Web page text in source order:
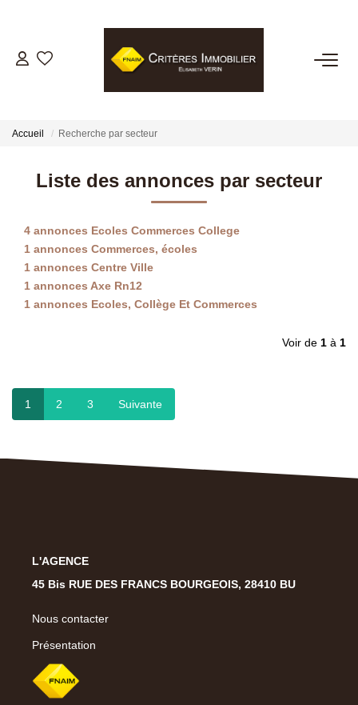
LOCATIONS
GESTION LOCATIVE
ESTIMATION
BIENS VENDUS
Notre Équipe
Notre Village
Contactez-Nous
Accueil Recherche par secteur
Liste des annonces par secteur
4 annonces Ecoles Commerces College
1 annonces Commerces, écoles
1 annonces Centre Ville
1 annonces Axe Rn12
1 annonces Ecoles, Collège Et Commerces
Voir de 1 à 1
1 2 3 Suivante
L'AGENCE
45 Bis RUE DES FRANCS BOURGEOIS, 28410 BU
Nous contacter
Présentation